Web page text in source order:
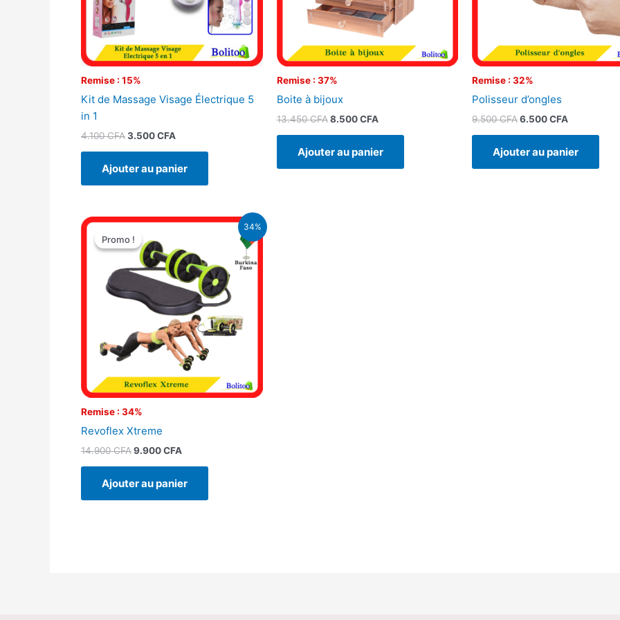
Remise : 15%
Kit de Massage Visage Électrique 5
in 1
4.100CFA3.500CFA
Ajouter au panier
Remise : 37%
Boite à bijoux
13.450CFA 8.500CFA
Ajouter au panier
Remise : 32%
Polisseur d’ongles
9.500CFA6.500CFA
Ajouter au panier
34%
Promo !
Remise : 34%
Promo !
Revoflex Xtreme
14.900CFA
Le
initial
était :
14.900 CFA.
9.900CFA
Le
est :
9.900 CFA.
Ajouter au panier